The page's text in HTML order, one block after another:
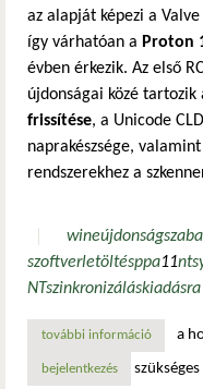
az alapját képezi a
így várhatóan a Proton
évben érkezik. Az első
újdonságai közé tartozik
frissítése, a Unicode
naprakészsége, valamint
rendszerekhez a
wineújdonság
szoftverletöltésppa11
NTszinkronizálás
további információa wine
a
bejelentkezés szükséges